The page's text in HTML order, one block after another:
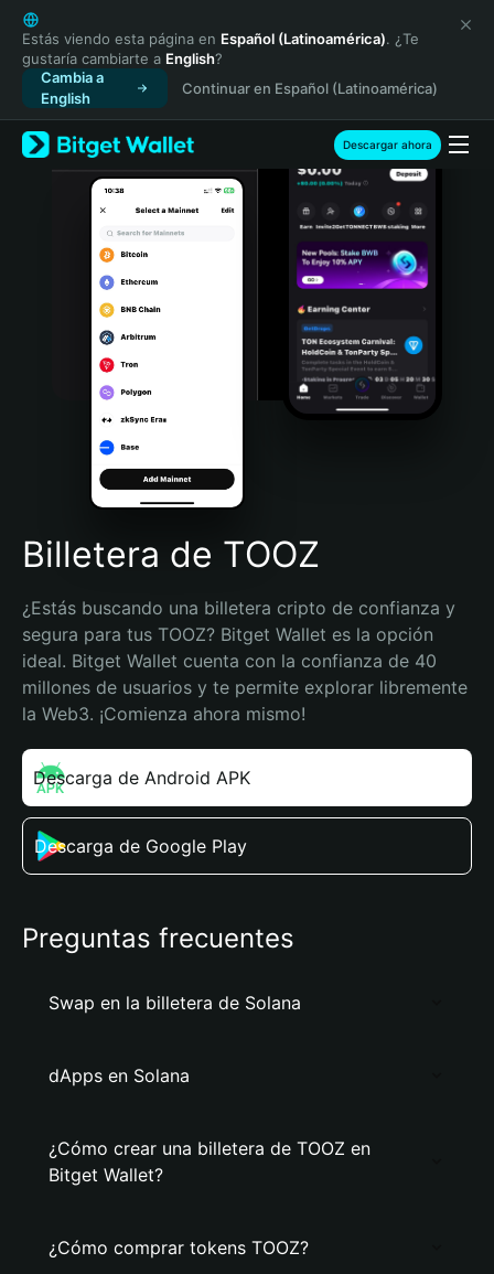
English
日本語
Tiếng Việt
Русский
Español (Latinoamérica)
Türkçe
Italiano
Português (Portugal)
Bahasa Indonesia
Português (Brasil)
Español (Argentina)
Estás viendo esta página en Español (Latinoamérica). ¿Te
gustaría cambiarte a English?
Cambia a
English
Continuar en Español (Latinoamérica)
Descargar ahora
Billetera de TOOZ
¿Estás buscando una billetera cripto de confianza y
segura para tus TOOZ? Bitget Wallet es la opción
ideal. Bitget Wallet cuenta con la confianza de 40
millones de usuarios y te permite explorar libremente
la Web3. ¡Comienza ahora mismo!
Descarga de Android APK
Descarga de Google Play
Preguntas frecuentes
Swap en la billetera de Solana
dApps en Solana
¿Cómo crear una billetera de TOOZ en
Bitget Wallet?
¿Cómo comprar tokens TOOZ?